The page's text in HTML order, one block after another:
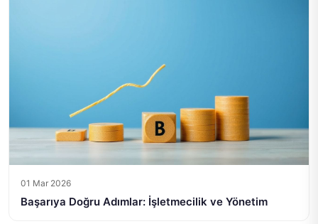
01 Mar 2026
Başarıya Doğru Adımlar: İşletmecilik ve Yönetim